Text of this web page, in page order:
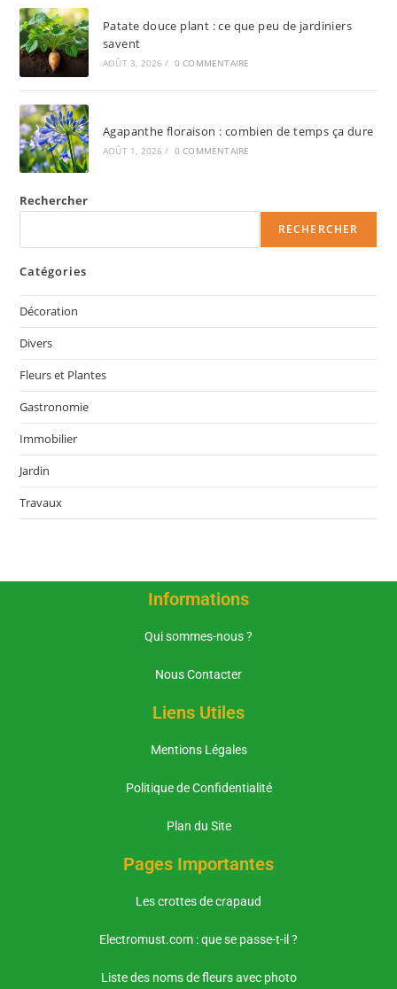
Patate douce plant : ce que peu de jardiniers
savent
AOÛT 3, 2026 / 0 COMMENTAIRE
Agapanthe floraison : combien de temps ça dure
AOÛT 1, 2026 / 0 COMMENTAIRE
Rechercher
RECHERCHER
Catégories
Décoration
Divers
Fleurs et Plantes
Gastronomie
Immobilier
Jardin
Travaux
Informations
Qui sommes-nous ?
Nous Contacter
Liens Utiles
Mentions Légales
Politique de Confidentialité
Plan du Site
Pages Importantes
Les crottes de crapaud
Electromust.com : que se passe-t-il ?
Liste des noms de fleurs avec photo